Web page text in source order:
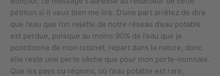
pétition si il veux bien me lire. D’une part arrêtez de dire
que l’eau que l’on rejette de notre réseau d’eau potable
est perdue, puisque au moins 90% de l’eau que je
ponctionne de mon robinet, repart dans la nature, donc
elle reste une perte sèche que pour mon porte-monnaie.
Que les pays ou régions, où l’eau potable est rare,